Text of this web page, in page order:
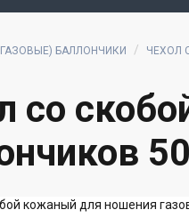
БАЛЛОНЧИКИ ЧЕХОЛ
со